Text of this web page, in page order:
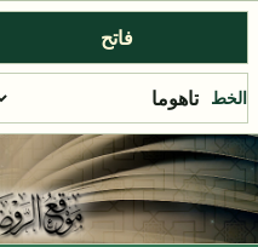
فاتح
الخط